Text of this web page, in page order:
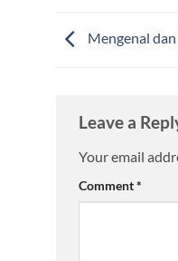
Mengenal
Leave a
Your email
Comment*